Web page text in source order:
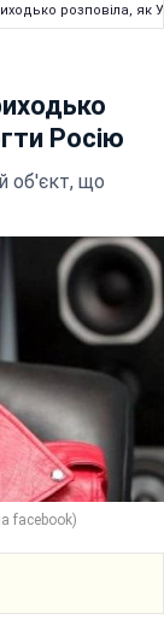
розповіла, як
Росію
об'єкт, що
facebook)